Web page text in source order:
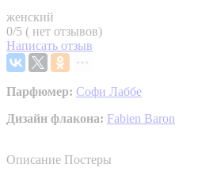
женский
0/5 ( нет отзывов)
Написать отзыв
Парфюмер: Софи Лаббе
Дизайн флакона: Fabien Baron
Описание Постеры